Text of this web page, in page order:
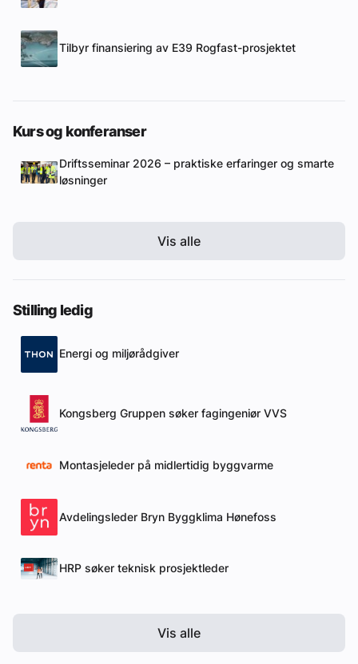
Tilbyr finansiering av E39 Rogfast-prosjektet
Kurs og konferanser
Driftsseminar 2026 – praktiske erfaringer og smarte
løsninger
Vis alle
Stilling ledig
Energi og miljørådgiver
Kongsberg Gruppen søker fagingeniør VVS
Montasjeleder på midlertidig byggvarme
Avdelingsleder Bryn Byggklima Hønefoss
HRP søker teknisk prosjektleder
Vis alle